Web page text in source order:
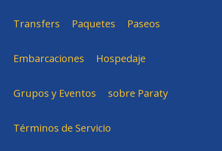
Transfers Paquetes Paseos
Embarcaciones Hospedaje
Grupos y Eventos sobre Paraty
Términos de Servicio